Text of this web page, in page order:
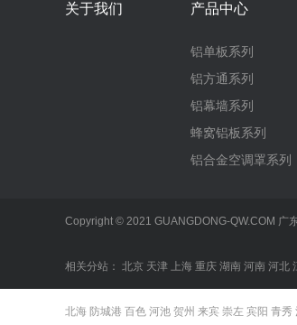
关于我们 产品中心
铝单板系列
铝方通系列
铝幕墙系列
蜂窝铝板系列
铝合金空调罩系列
Copyright © 2021 GUANGDONG-QW.COM 广
相关分站： 北京 天津 上海 重庆 湖南 河南 河北
北海 防城港 百色 河池 贺州 来宾 崇左 宾阳 青秀